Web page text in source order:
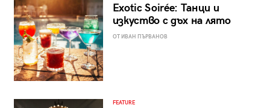
Exotic Soirée: Танци и
изкуство с дъх на лято
ОТ ИВАН ПЪРВАНОВ
FEATURE